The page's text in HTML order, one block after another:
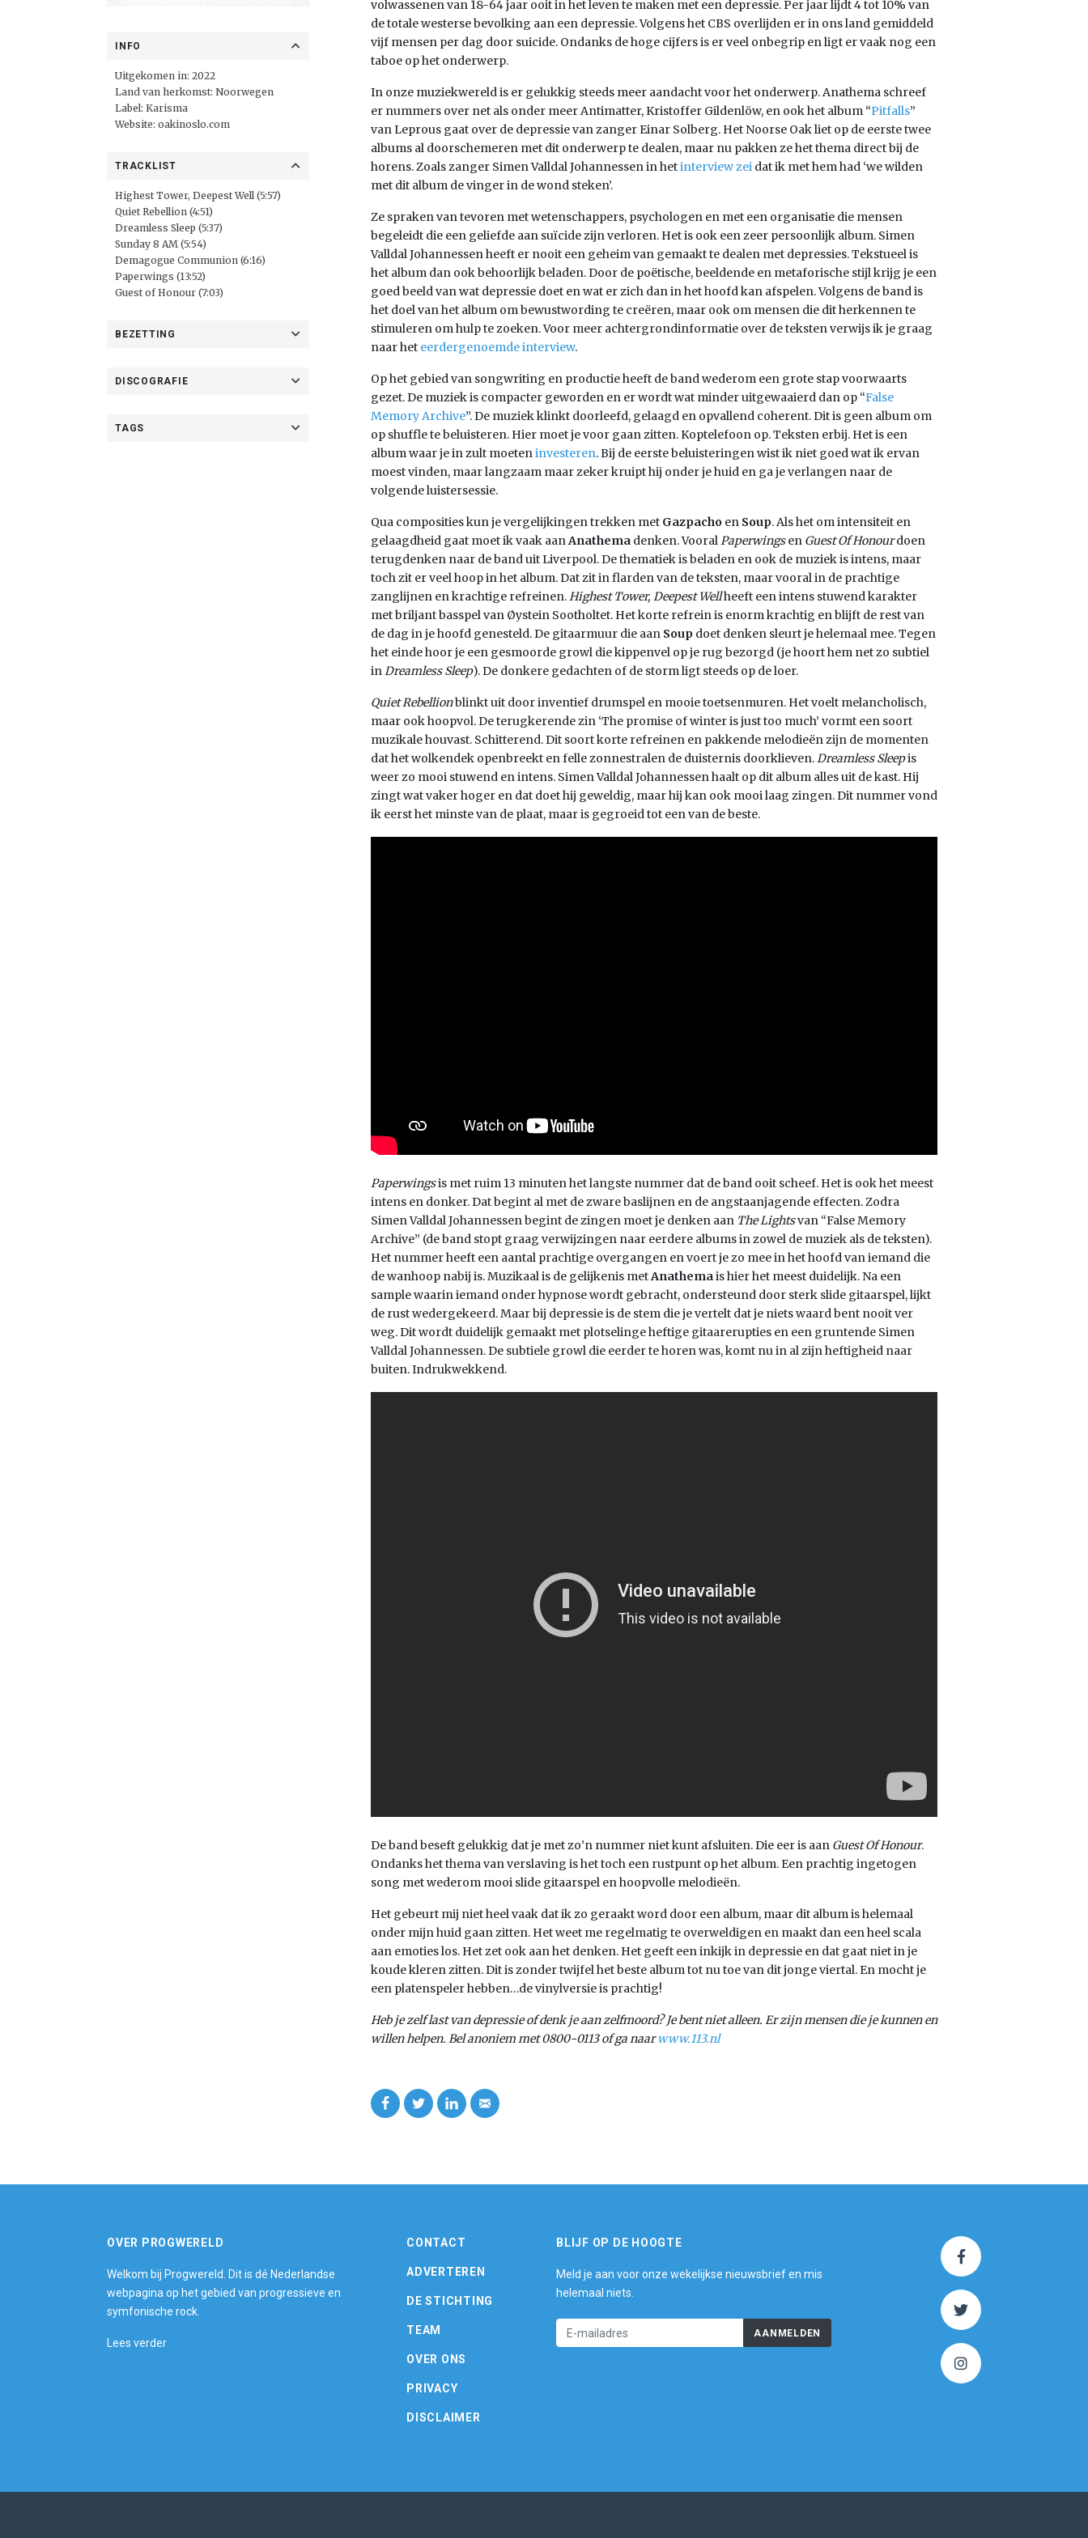
INFO
Uitgekomen in: 2022
Land van herkomst: Noorwegen
Label: Karisma
Website: oakinoslo.com
TRACKLIST
Highest Tower, Deepest Well (5:57)
Quiet Rebellion (4:51)
Dreamless Sleep (5:37)
Sunday 8 AM (5:54)
Demagogue Communion (6:16)
Paperwings (13:52)
Guest of Honour (7:03)
BEZETTING
DISCOGRAFIE
TAGS
volwassenen van 18-64 jaar ooit in het leven te maken met een depressie. Per jaar lijdt 4 tot 10% van
de totale westerse bevolking aan een depressie. Volgens het CBS overlijden er in ons land gemiddeld
vijf mensen per dag door suicide. Ondanks de hoge cijfers is er veel onbegrip en ligt er vaak nog een
taboe op het onderwerp.
In onze muziekwereld is er gelukkig steeds meer aandacht voor het onderwerp. Anathema schreef
er nummers over net als onder meer Antimatter, Kristoffer Gildenlöw, en ook het album “Pitfalls”
van Leprous gaat over de depressie van zanger Einar Solberg. Het Noorse Oak liet op de eerste twee
albums al doorschemeren met dit onderwerp te dealen, maar nu pakken ze het thema direct bij de
horens. Zoals zanger Simen Valldal Johannessen in hetinterview zei dat ik met hem had ‘we wilden
met dit album de vinger in de wond steken’.
Ze spraken van tevoren met wetenschappers, psychologen en met een organisatie die mensen
begeleidt die een geliefde aan suïcide zijn verloren. Het is ook een zeer persoonlijk album. Simen
Valldal Johannessen heeft er nooit een geheim van gemaakt te dealen met depressies. Tekstueel is
het album dan ook behoorlijk beladen. Door de poëtische, beeldende en metaforische stijl krijg je een
goed beeld van wat depressie doet en wat er zich dan in het hoofd kan afspelen. Volgens de band is
het doel van het album om bewustwording te creëren, maar ook om mensen die dit herkennen te
stimuleren om hulp te zoeken. Voor meer achtergrondinformatie over de teksten verwijs ik je graag
naar het eerdergenoemde interview.
Op het gebied van songwriting en productie heeft de band wederom een grote stap voorwaarts
gezet. De muziek is compacter geworden en er wordt wat minder uitgewaaierd dan op “False
Memory Archive”. De muziek klinkt doorleefd, gelaagd en opvallend coherent. Dit is geen album om
op shuffle te beluisteren. Hier moet je voor gaan zitten. Koptelefoon op. Teksten erbij. Het is een
album waar je in zult moeteninvesteren. Bij de eerste beluisteringen wist ik niet goed wat ik ervan
moest vinden, maar langzaam maar zeker kruipt hij onder je huid en ga je verlangen naar de
volgende luistersessie.
Qua composities kun je vergelijkingen trekken met Gazpacho en Soup. Als het om intensiteit en
gelaagdheid gaat moet ik vaak aanAnathema denken. VooralPaperwingsen Guest Of Honourdoen
terugdenken naar de band uit Liverpool. De thematiek is beladen en ook de muziek is intens, maar
toch zit er veel hoop in het album. Dat zit in flarden van de teksten, maar vooral in de prachtige
zanglijnen en krachtige refreinen.Highest Tower, Deepest Wellheeft een intens stuwend karakter
met briljant basspel van Øystein Sootholtet. Het korte refrein is enorm krachtig en blijft de rest van
de dag in je hoofd genesteld. De gitaarmuur die aan Soup doet denken sleurt je helemaal mee. Tegen
het einde hoor je een gesmoorde growl die kippenvel op je rug bezorgd (je hoort hem net zo subtiel
inDreamless Sleep). De donkere gedachten of de storm ligt steeds op de loer.
Quiet Rebellionblinkt uit door inventief drumspel en mooie toetsenmuren. Het voelt melancholisch,
maar ook hoopvol. De terugkerende zin ‘The promise of winter is just too much’ vormt een soort
muzikale houvast. Schitterend. Dit soort korte refreinen en pakkende melodieën zijn de momenten
dat het wolkendek openbreekt en felle zonnestralen de duisternis doorklieven.Dreamless Sleepis
weer zo mooi stuwend en intens. Simen Valldal Johannessen haalt op dit album alles uit de kast. Hij
zingt wat vaker hoger en dat doet hij geweldig, maar hij kan ook mooi laag zingen. Dit nummer vond
ik eerst het minste van de plaat, maar is gegroeid tot een van de beste.
Paperwingsis met ruim 13 minuten het langste nummer dat de band ooit scheef. Het is ook het meest
intens en donker. Dat begint al met de zware baslijnen en de angstaanjagende effecten. Zodra
Simen Valldal Johannessen begint de zingen moet je denken aan The Lightsvan “False Memory
Archive” (de band stopt graag verwijzingen naar eerdere albums in zowel de muziek als de teksten).
Het nummer heeft een aantal prachtige overgangen en voert je zo mee in het hoofd van iemand die
de wanhoop nabij is. Muzikaal is de gelijkenis metAnathemais hier het meest duidelijk. Na een
sample waarin iemand onder hypnose wordt gebracht, ondersteund door sterk slide gitaarspel, lijkt
de rust wedergekeerd. Maar bij depressie is de stem die je vertelt dat je niets waard bent nooit ver
weg. Dit wordt duidelijk gemaakt met plotselinge heftige gitaarerupties en een gruntende Simen
Valldal Johannessen. De subtiele growl die eerder te horen was, komt nu in al zijn heftigheid naar
buiten. Indrukwekkend.
De band beseft gelukkig dat je met zo’n nummer niet kunt afsluiten. Die eer is aan Guest Of Honour.
Ondanks het thema van verslaving is het toch een rustpunt op het album. Een prachtig ingetogen
song met wederom mooi slide gitaarspel en hoopvolle melodieën.
Het gebeurt mij niet heel vaak dat ik zo geraakt word door een album, maar dit album is helemaal
onder mijn huid gaan zitten. Het weet me regelmatig te overweldigen en maakt dan een heel scala
aan emoties los. Het zet ook aan het denken. Het geeft een inkijk in depressie en dat gaat niet in je
koude kleren zitten. Dit is zonder twijfel het beste album tot nu toe van dit jonge viertal. En mocht je
een platenspeler hebben…de vinylversie is prachtig!
Heb je zelf last van depressie of denk je aan zelfmoord? Je bent niet alleen. Er zijn mensen die je kunnen en
willen helpen. Bel anoniem met 0800-0113 of ga naarwww.113.nl
OVER PROGWERELD
Welkom bij Progwereld. Dit is dé Nederlandse
webpagina op het gebied van progressieve en
symfonische rock.
Lees verder
CONTACT
ADVERTEREN
DE STICHTING
TEAM
OVER ONS
PRIVACY
DISCLAIMER
BLIJF OP DE HOOGTE
Meld je aan voor onze wekelijkse nieuwsbrief en mis
helemaal niets.
AANMELDEN